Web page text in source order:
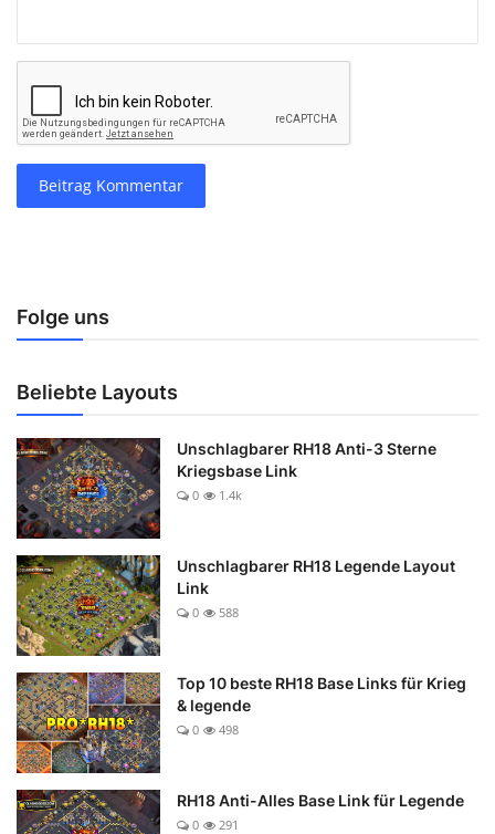
Beitrag Kommentar
Folge uns
Beliebte Layouts
Unschlagbarer RH18 Anti-3 Sterne
Kriegsbase Link
0 1.4k
Unschlagbarer RH18 Legende Layout
Link
0 588
Top 10 beste RH18 Base Links für Krieg
& legende
0 498
RH18 Anti-Alles Base Link für Legende
0 291